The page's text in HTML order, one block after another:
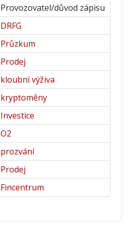
Provozovatel/důvod zápisu
DRFG
Průzkum
Prodej
kloubní výživa
kryptoměny
Investice
O2
prozvání
Prodej
Fincentrum